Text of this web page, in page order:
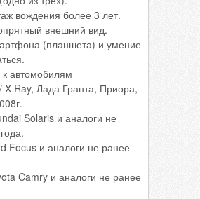
вождения более 3 лет.
внешний вид.
(планшета) и умение
автомобилям
X-Ray, Лада Гранта, Приора,
Solaris и аналоги не
Focus и аналоги не ранее
Camry и аналоги не ранее